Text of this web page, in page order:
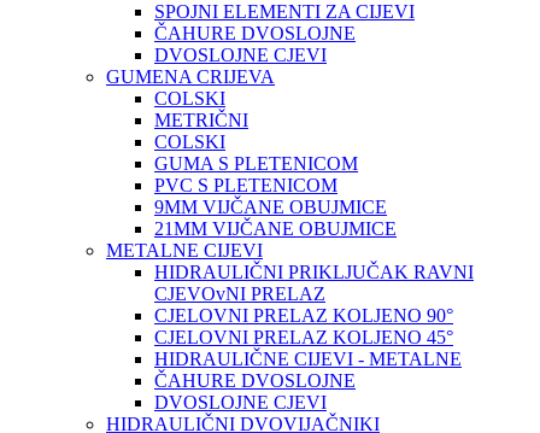
SPOJNI ELEMENTI ZA CIJEVI
ČAHURE DVOSLOJNE
DVOSLOJNE CJEVI
GUMENA CRIJEVA
COLSKI
METRIČNI
COLSKI
GUMA S PLETENICOM
PVC S PLETENICOM
9MM VIJČANE OBUJMICE
21MM VIJČANE OBUJMICE
METALNE CIJEVI
HIDRAULIČNI PRIKLJUČAK RAVNI
CJEVOvNI PRELAZ
CJELOVNI PRELAZ KOLJENO 90°
CJELOVNI PRELAZ KOLJENO 45°
HIDRAULIČNE CIJEVI - METALNE
ČAHURE DVOSLOJNE
DVOSLOJNE CJEVI
HIDRAULIČNI DVOVIJAČNIKI